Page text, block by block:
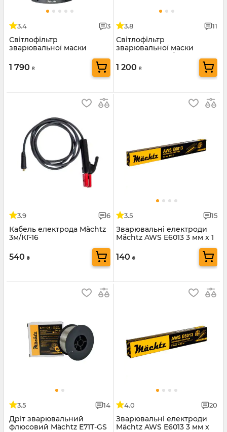
3.4 3
Світлофільтр
зварювальної маски
1 790 ₴
3.8 11
Світлофільтр
зварювальної маски
Mächtz MWH-4/309 PRO
1 200 ₴
3.9 6
Кабель електрода Mächtz
3м/КГ-16
540 ₴
3.5 15
Зварювальні електроди
Mächtz AWS E6013 3 мм x 1
140 ₴
3.5 14
Дріт зварювальний
флюсовий Mächtz E71T-GS
4.0 20
Зварювальні електроди
Mächtz AWS E6013 3 мм x